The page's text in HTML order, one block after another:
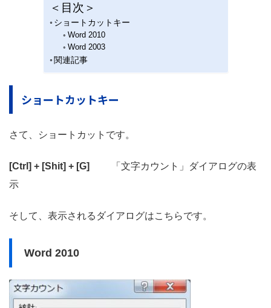
＜目次＞
ショートカットキー
Word 2010
Word 2003
関連記事
ショートカットキー
さて、ショートカットです。
[Ctrl] + [Shit] + [G]
「文字カウント」ダイアログの表
示
そして、表示されるダイアログはこちらです。
Word 2010